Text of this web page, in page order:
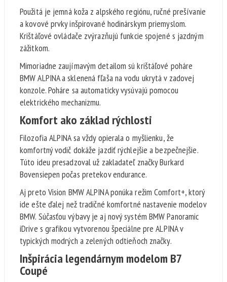
Použitá je jemná koža z alpského regiónu, ručné prešívanie
a kovové prvky inšpirované hodinárskym priemyslom.
Krištáľové ovládače zvýrazňujú funkcie spojené s jazdným
zážitkom.
Mimoriadne zaujímavým detailom sú krištáľové poháre
BMW ALPINA a sklenená fľaša na vodu ukrytá v zadovej
konzole. Poháre sa automaticky vysúvajú pomocou
elektrického mechanizmu.
Komfort ako základ rýchlosti
Filozofia ALPINA sa vždy opierala o myšlienku, že
komfortný vodič dokáže jazdiť rýchlejšie a bezpečnejšie.
Túto ideu presadzoval už zakladateľ značky Burkard
Bovensiepen počas pretekov endurance.
Aj preto Vision BMW ALPINA ponúka režim Comfort+, ktorý
ide ešte ďalej než tradičné komfortné nastavenie modelov
BMW. Súčasťou výbavy je aj nový systém BMW Panoramic
iDrive s grafikou vytvorenou špeciálne pre ALPINA v
typických modrých a zelených odtieňoch značky.
Inšpirácia legendárnym modelom B7
Coupé